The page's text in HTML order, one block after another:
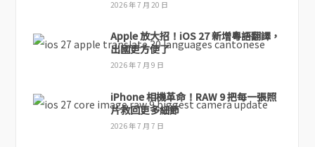
2026 年 7 月 20 日
Apple 放大招！iOS 27 新增粵語翻譯，
出國更方便了
2026 年 7 月 9 日
iPhone 相機革命！RAW 9 把每一張照
片救回更多細節
2026 年 7 月 7 日